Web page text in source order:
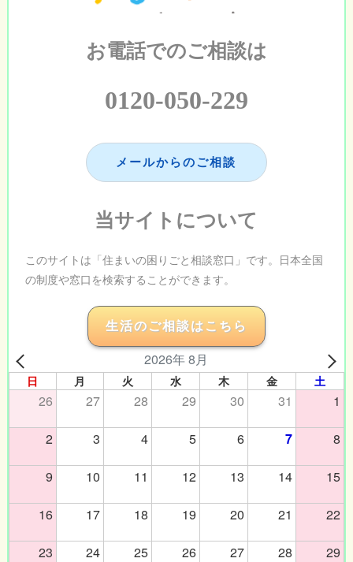
お電話でのご相談は
0120-050-229
メールからのご相談
当サイトについて
このサイトは「住まいの困りごと相談窓口」です。日本全国
の制度や窓口を検索することができます。
生活のご相談はこちら
2026年 8月
日 月 火 水 木 金 土
26 27 28 29 30 31 1
2 3 4 5 6 7 8
9 10 11 12 13 14 15
16 17 18 19 20 21 22
23 24 25 26 27 28 29